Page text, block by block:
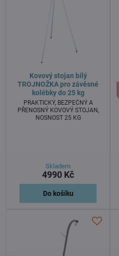
Kovový stojan bílý
TROJNOŽKA pro závěsné
kolébky do 25 kg
PRAKTICKÝ, BEZPEČNÝ A
PŘENOSNÝ KOVOVÝ STOJAN,
NOSNOST 25 KG
Skladem
4990 Kč
Do košíku